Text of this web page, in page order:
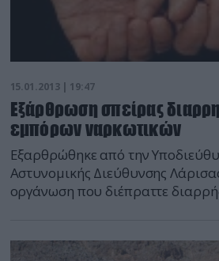
15.01.2013 | 19:47
Εξάρθρωση σπείρας
εμπόρων ναρκωτικών
Εξαρθρώθηκε από την
Αστυνομικής Διεύθυνσης
οργάνωση που διέπραττε
36, 31, 37, 34 και 45 ετών. Σε